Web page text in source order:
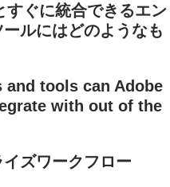
ぐに統合できるエン
ルにはどのようなも
tools can Adobe
with out of the
ズワークフロー